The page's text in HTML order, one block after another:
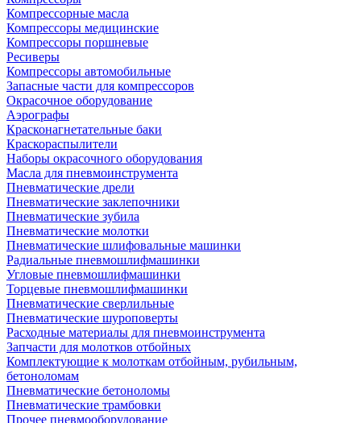
Компрессорные масла
Компрессоры медицинские
Компрессоры поршневые
Ресиверы
Компрессоры автомобильные
Запасные части для компрессоров
Окрасочное оборудование
Аэрографы
Красконагнетательные баки
Краскораспылители
Наборы окрасочного оборудования
Масла для пневмоинструмента
Пневматические дрели
Пневматические заклепочники
Пневматические зубила
Пневматические молотки
Пневматические шлифовальные машинки
Радиальные пневмошлифмашинки
Угловые пневмошлифмашинки
Торцевые пневмошлифмашинки
Пневматические сверлильные
Пневматические шуроповерты
Расходные материалы для пневмоинструмента
Запчасти для молотков отбойных
Комплектующие к молоткам отбойным, рубильным,
бетоноломам
Пневматические бетоноломы
Пневматические трамбовки
Прочее пневмооборудование